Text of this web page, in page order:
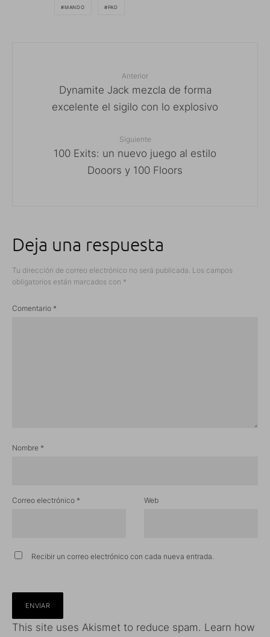
MANDO PAD
Anterior
Dynamite Jack mezcla de forma
excelente el sigilo con lo explosivo
Siguiente
100 Exits: un nuevo juego al estilo
Dooors y 100 Floors
Deja una respuesta
Tu dirección de correo electrónico no será publicada. Los campos
obligatorios están marcados con *
Comentario *
Nombre *
Correo electrónico * Web
Recibir un correo electrónico con cada nueva entrada.
This site uses Akismet to reduce spam. Learn how